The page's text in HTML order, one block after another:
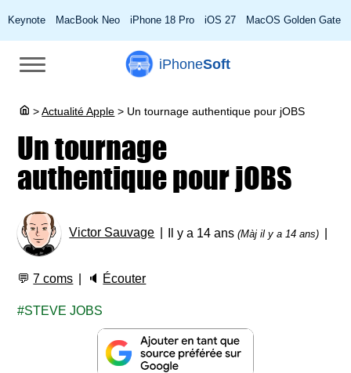
Keynote MacBook Neo iPhone 18 Pro iOS 27 MacOS Golden Gate
iPhoneSoft
> Actualité Apple > Un tournage authentique pour jOBS
Un tournage
authentique pour jOBS
Victor Sauvage Il y a 14 ans(Màj il y a 14 ans)
💬7 coms 🔈 Écouter
STEVE JOBS